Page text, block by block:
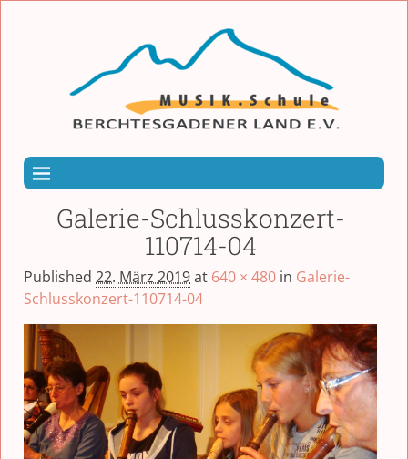
Galerie-Schlusskonzert-
110714-04
Published 22. März 2019at 640 × 480 in Galerie-
Schlusskonzert-110714-04